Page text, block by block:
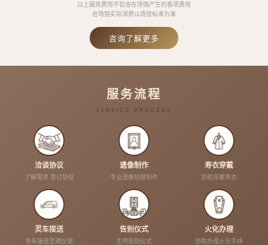
以上服务费用不包含在场馆产生的各项费用
在场馆实际消费以场馆标准为准
咨询了解更多
服务流程
SERVICE PROCESS
洽谈协议
了解需求 签订协议
遗像制作
专业遗像拍摄制作
寿衣穿戴
协助穿戴寿衣
灵车接送
专车接送至殡仪馆
告别仪式
主持告别仪式
火化办理
协助办理火化手续